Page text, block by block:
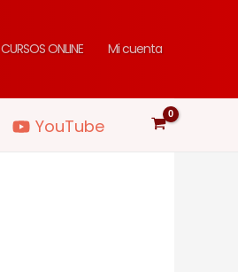
CURSOS ONLINE Mi cuenta
YouTube